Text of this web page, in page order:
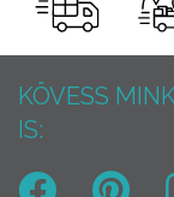
KÖVESS
IS: